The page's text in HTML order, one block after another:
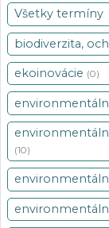
Všetky termíny
biodiverzita,
ekoinovácie (0)
(10)